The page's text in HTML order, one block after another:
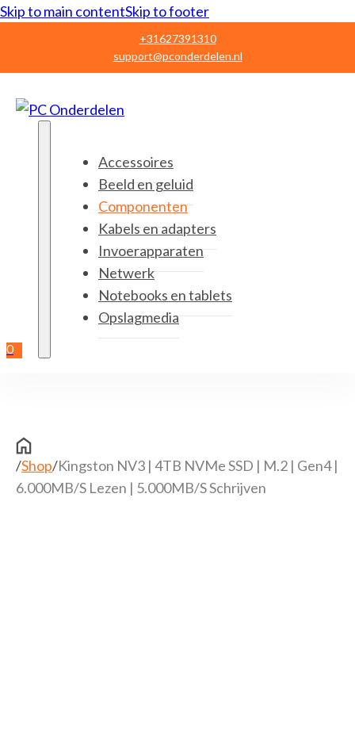
Skip to main contentSkip to footer
+31627391310
support@pconderdelen.nl
0
Accessoires
Beeld en geluid
Componenten
Kabels en adapters
Invoerapparaten
Netwerk
Notebooks en tablets
Opslagmedia
/Shop/Kingston NV3 | 4TB NVMe SSD | M.2 | Gen4 |
6.000MB/s Lezen | 5.000MB/s Schrijven